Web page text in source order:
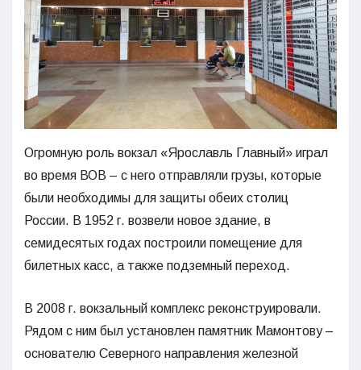
Огромную роль вокзал «Ярославль Главный» играл
во время ВОВ – с него отправляли грузы, которые
были необходимы для защиты обеих столиц
России. В 1952 г. возвели новое здание, в
семидесятых годах построили помещение для
билетных касс, а также подземный переход.
В 2008 г. вокзальный комплекс реконструировали.
Рядом с ним был установлен памятник Мамонтову –
основателю Северного направления железной